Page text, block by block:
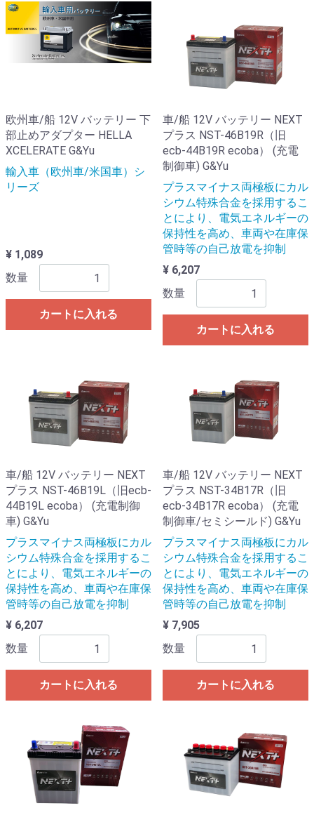
欧州車/船 12V バッテリー 下
部止めアダプター HELLA
XCELERATE G&Yu
輸入車（欧州車/米国車）シ
リーズ
¥ 1,089
数量
カートに入れる
車/船 12V バッテリー NEXT
プラス NST-46B19R（旧
ecb-44B19R ecoba） (充電
制御車) G&Yu
プラスマイナス両極板にカル
シウム特殊合金を採用するこ
とにより、電気エネルギーの
保持性を高め、車両や在庫保
管時等の自己放電を抑制
¥ 6,207
数量
カートに入れる
車/船 12V バッテリー NEXT
プラス NST-46B19L（旧ecb-
44B19L ecoba） (充電制御
車) G&Yu
プラスマイナス両極板にカル
シウム特殊合金を採用するこ
とにより、電気エネルギーの
保持性を高め、車両や在庫保
管時等の自己放電を抑制
¥ 6,207
数量
カートに入れる
車/船 12V バッテリー NEXT
プラス NST-34B17R（旧
ecb-34B17R ecoba） (充電
制御車/セミシールド) G&Yu
プラスマイナス両極板にカル
シウム特殊合金を採用するこ
とにより、電気エネルギーの
保持性を高め、車両や在庫保
管時等の自己放電を抑制
¥ 7,905
数量
カートに入れる